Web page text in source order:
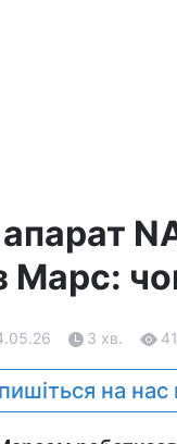
Марс:
3 хв.
на нас